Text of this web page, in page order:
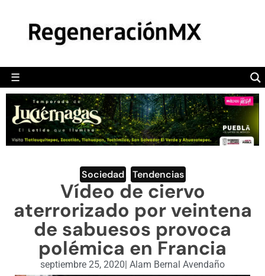
☰
POLÍTICA
CAMALEÓN
OPINIÓN
DEPORTES
ENGLISH SECTION
VIDEOS
Sociedad Tendencias
Vídeo de ciervo
aterrorizado por veintena
de sabuesos provoca
polémica en Francia
septiembre 25, 2020| Alam Bernal Avendaño